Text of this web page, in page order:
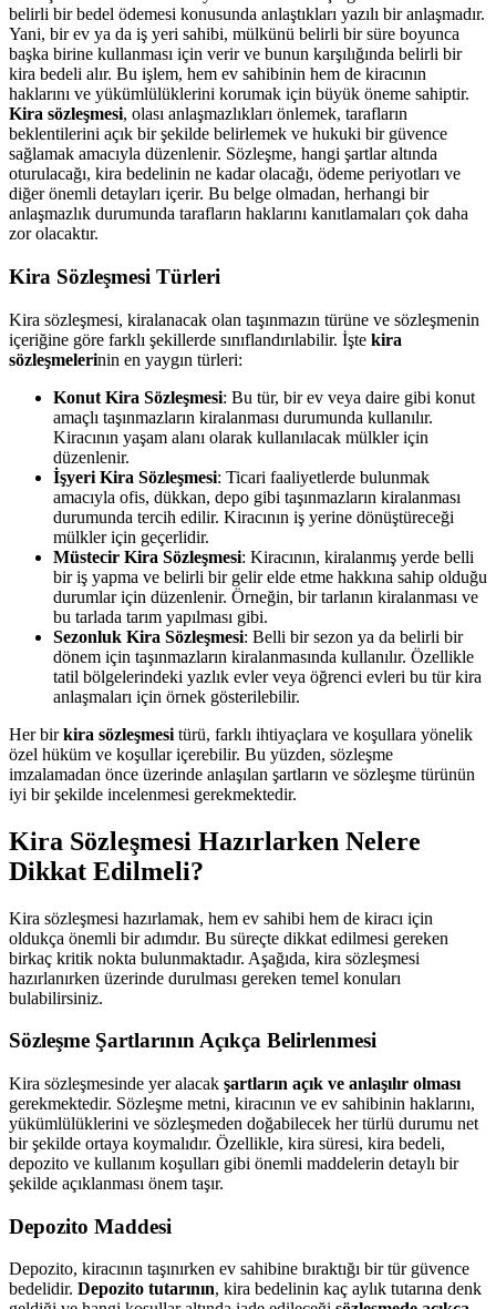
belirli bir bedel ödemesi konusunda anlaştıkları yazılı bir anlaşmadır.
Yani, bir ev ya da iş yeri sahibi, mülkünü belirli bir süre boyunca
başka birine kullanması için verir ve bunun karşılığında belirli bir
kira bedeli alır. Bu işlem, hem ev sahibinin hem de kiracının
haklarını ve yükümlülüklerini korumak için büyük öneme sahiptir.
Kira sözleşmesi, olası anlaşmazlıkları önlemek, tarafların
beklentilerini açık bir şekilde belirlemek ve hukuki bir güvence
sağlamak amacıyla düzenlenir. Sözleşme, hangi şartlar altında
oturulacağı, kira bedelinin ne kadar olacağı, ödeme periyotları ve
diğer önemli detayları içerir. Bu belge olmadan, herhangi bir
anlaşmazlık durumunda tarafların haklarını kanıtlamaları çok daha
zor olacaktır.
Kira Sözleşmesi Türleri
Kira sözleşmesi, kiralanacak olan taşınmazın türüne ve sözleşmenin
içeriğine göre farklı şekillerde sınıflandırılabilir. İşte kira
sözleşmelerinin en yaygın türleri:
Konut Kira Sözleşmesi: Bu tür, bir ev veya daire gibi konut
amaçlı taşınmazların kiralanması durumunda kullanılır.
Kiracının yaşam alanı olarak kullanılacak mülkler için
düzenlenir.
İşyeri Kira Sözleşmesi: Ticari faaliyetlerde bulunmak
amacıyla ofis, dükkan, depo gibi taşınmazların kiralanması
durumunda tercih edilir. Kiracının iş yerine dönüştüreceği
mülkler için geçerlidir.
Müstecir Kira Sözleşmesi: Kiracının, kiralanmış yerde belli
bir iş yapma ve belirli bir gelir elde etme hakkına sahip olduğu
durumlar için düzenlenir. Örneğin, bir tarlanın kiralanması ve
bu tarlada tarım yapılması gibi.
Sezonluk Kira Sözleşmesi: Belli bir sezon ya da belirli bir
dönem için taşınmazların kiralanmasında kullanılır. Özellikle
tatil bölgelerindeki yazlık evler veya öğrenci evleri bu tür kira
anlaşmaları için örnek gösterilebilir.
Her birkira sözleşmesi türü, farklı ihtiyaçlara ve koşullara yönelik
özel hüküm ve koşullar içerebilir. Bu yüzden, sözleşme
imzalamadan önce üzerinde anlaşılan şartların ve sözleşme türünün
iyi bir şekilde incelenmesi gerekmektedir.
Kira Sözleşmesi Hazırlarken Nelere
Dikkat Edilmeli?
Kira sözleşmesi hazırlamak, hem ev sahibi hem de kiracı için
oldukça önemli bir adımdır. Bu süreçte dikkat edilmesi gereken
birkaç kritik nokta bulunmaktadır. Aşağıda, kira sözleşmesi
hazırlanırken üzerinde durulması gereken temel konuları
bulabilirsiniz.
Sözleşme Şartlarının Açıkça Belirlenmesi
Kira sözleşmesinde yer alacak şartların açık ve anlaşılır olması
gerekmektedir. Sözleşme metni, kiracının ve ev sahibinin haklarını,
yükümlülüklerini ve sözleşmeden doğabilecek her türlü durumu net
bir şekilde ortaya koymalıdır. Özellikle, kira süresi, kira bedeli,
depozito ve kullanım koşulları gibi önemli maddelerin detaylı bir
şekilde açıklanması önem taşır.
Depozito Maddesi
Depozito, kiracının taşınırken ev sahibine bıraktığı bir tür güvence
bedelidir. Depozito tutarının, kira bedelinin kaç aylık tutarına denk